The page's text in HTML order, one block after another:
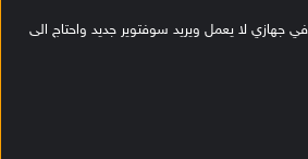
جهازي لا يعمل ويريد سوفتوير جديد واحتاج الى